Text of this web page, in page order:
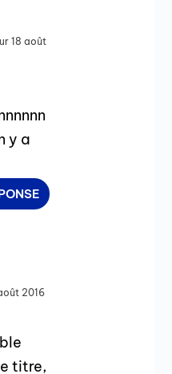
18 août
y a
2016
titre,